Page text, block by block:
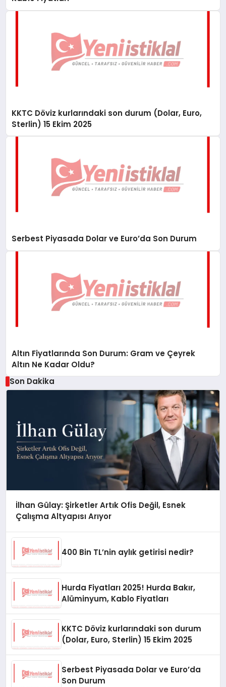
KKTC Döviz kurlarındaki son durum (Dolar, Euro,
Sterlin) 15 Ekim 2025
Serbest Piyasada Dolar ve Euro’da Son Durum
Altın Fiyatlarında Son Durum: Gram ve Çeyrek
Altın Ne Kadar Oldu?
Son Dakika
İlhan Gülay: Şirketler Artık Ofis Değil, Esnek
Çalışma Altyapısı Arıyor
400 Bin TL’nin aylık getirisi nedir?
Hurda Fiyatları 2025! Hurda Bakır,
Alüminyum, Kablo Fiyatları
KKTC Döviz kurlarındaki son durum
(Dolar, Euro, Sterlin) 15 Ekim 2025
Serbest Piyasada Dolar ve Euro’da
Son Durum